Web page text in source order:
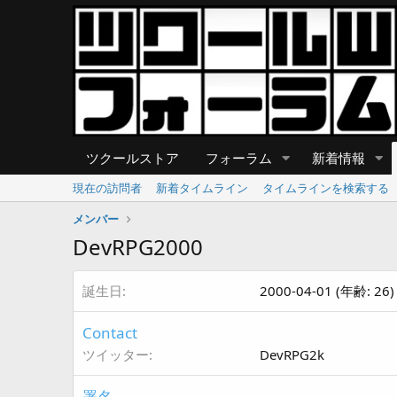
ツクールストア フォーラム 新着情報
現在の訪問者 新着タイムライン
タイムラインを検索する
メンバー
DevRPG2000
誕生日 2000-04-01 (年齢: 26)
Contact
ツイッター DevRPG2k